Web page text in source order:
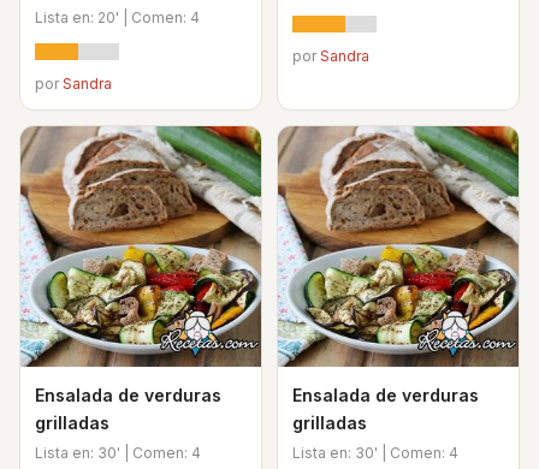
Lista en: 20' | Comen: 4
porSandra
porSandra
Ensalada de verduras
grilladas
Lista en: 30' | Comen: 4
Ensalada de verduras
grilladas
Lista en: 30' | Comen: 4